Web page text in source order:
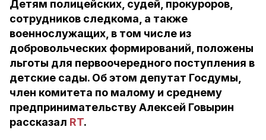
Детям полицейских, судей, прокуроров,
сотрудников следкома, а также
военнослужащих, в том числе из
добровольческих формирований, положены
льготы для первоочередного поступления в
детские сады. Об этом депутат Госдумы,
член комитета по малому и среднему
предпринимательству Алексей Говырин
рассказал RT.